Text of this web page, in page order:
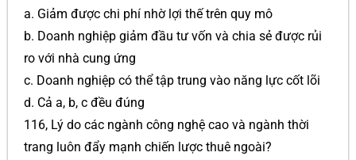
a. Giảm được chi phí nhờ lợi thế trên quy mô
b. Doanh nghiệp giảm đầu tư vốn và chia sẻ được rủi
ro với nhà cung ứng
c. Doanh nghiệp có thể tập trung vào năng lực cốt lõi
d. Cả a, b, c đều đúng
116, Lý do các ngành công nghệ cao và ngành thời
trang luôn đẩy mạnh chiến lược thuê ngoài?